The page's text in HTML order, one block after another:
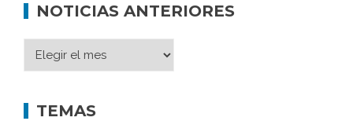
NOTICIAS ANTERIORES
TEMAS